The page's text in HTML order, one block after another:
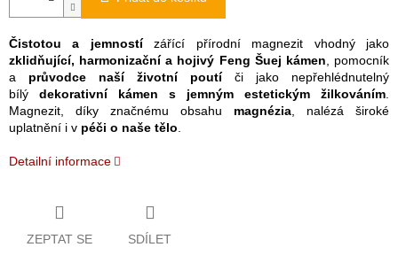
Čistotou a jemnostízářící přírodní magnezit vhodný jako
zklidňující, harmonizační a hojivý Feng Šuej kámen, pomocník
a průvodce naší životní poutíči jako nepřehlédnutelný
bílý dekorativní kámen s jemným estetickým žilkováním.
Magnezit, díky značnému obsahu magnézia, nalézá široké
uplatnění i v péči o naše tělo.
Detailní informace
ZEPTAT SE SDÍLET